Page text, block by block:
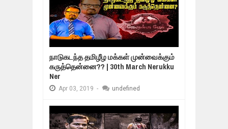
நாடுகடந்த தமிழீழ மக்கள் முன்வைக்கும்
கருத்தென்னை?? | 30th March Nerukku
Ner
Apr 03, 2019 - undefined